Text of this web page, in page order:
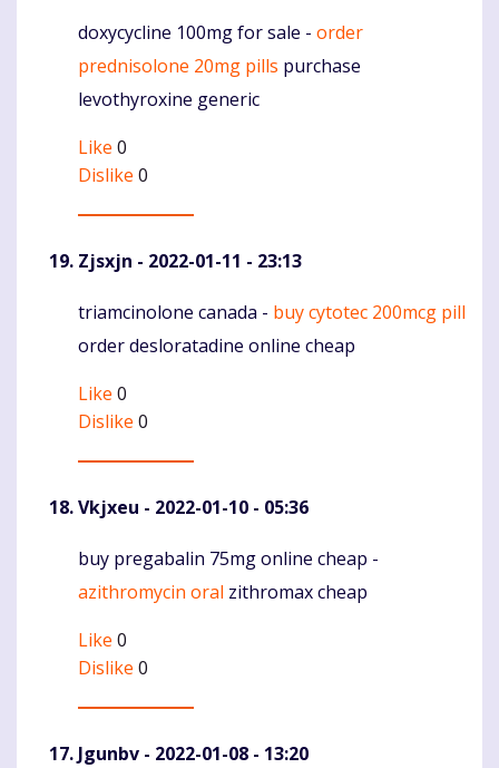
Komentaras
doxycycline 100mg for sale - order
prednisolone 20mg pills purchase
levothyroxine generic
Like 0
Dislike 0
Zjsxjn - 2022-01-11 - 23:13
Komentaras
triamcinolone canada - buy cytotec 200mcg pill
order desloratadine online cheap
Like 0
Dislike 0
Vkjxeu - 2022-01-10 - 05:36
Komentaras
buy pregabalin 75mg online cheap -
azithromycin oral zithromax cheap
Like 0
Dislike 0
Jgunbv - 2022-01-08 - 13:20